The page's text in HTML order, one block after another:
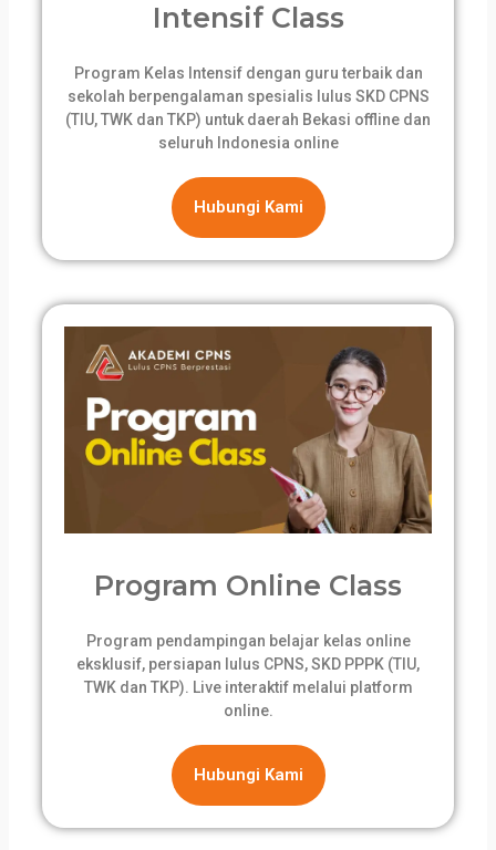
Intensif Class
Program Kelas Intensif dengan guru terbaik dan
sekolah berpengalaman spesialis lulus SKD CPNS
(TIU, TWK dan TKP) untuk daerah Bekasi offline dan
seluruh Indonesia online
Hubungi Kami
Program Online Class
Program pendampingan belajar kelas online
eksklusif, persiapan lulus CPNS, SKD PPPK (TIU,
TWK dan TKP). Live interaktif melalui platform
online.
Hubungi Kami